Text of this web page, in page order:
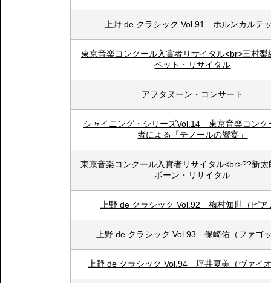
上野 de クラシック Vol.91 ホルンカルテ
東京音楽コンクール入賞者リサイタル<br>三村梨
ペット・リサイタル
アフタヌーン・コンサート
シャイニング・シリーズVol.14 東京音楽コンク
者による「テノールの響宴」
東京音楽コンクール入賞者リサイタル<br>??新太
ボーン・リサイタル
上野 de クラシック Vol.92 梅村知世（ピア
上野 de クラシック Vol.93 保崎佑（ファゴ
上野 de クラシック Vol.94 坪井夏美（ヴァイ